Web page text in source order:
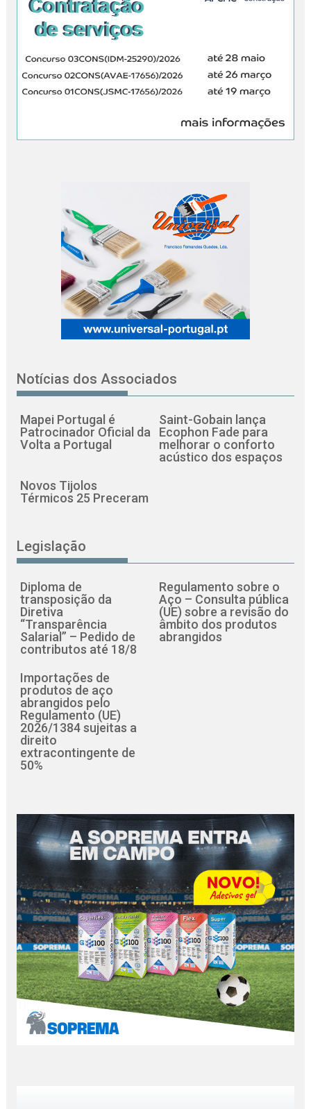
Notícias dos Associados
Mapei Portugal é
Patrocinador Oficial da
Volta a Portugal
Saint-Gobain lança
Ecophon Fade para
melhorar o conforto
acústico dos espaços
Novos Tijolos
Térmicos 25 Preceram
Legislação
Diploma de
transposição da
Diretiva
“Transparência
Salarial” – Pedido de
contributos até 18/8
Regulamento sobre o
Aço – Consulta pública
(UE) sobre a revisão do
âmbito dos produtos
abrangidos
Importações de
produtos de aço
abrangidos pelo
Regulamento (UE)
2026/1384 sujeitas a
direito
extracontingente de
50%